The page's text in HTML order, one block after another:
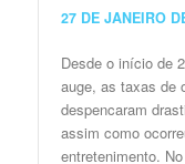
27 DE JANEIRO
Desde o início de
auge, as taxas de
despencaram
assim como
entretenimento.